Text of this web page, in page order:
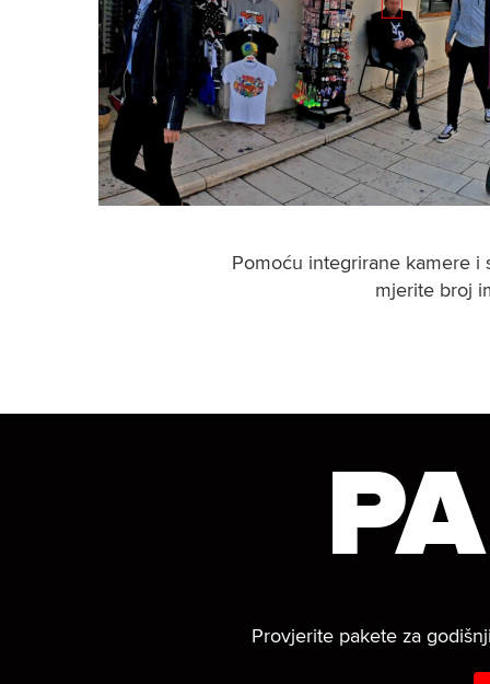
Pomoću integrirane kamere i
mjerite broj
Provjerite pakete za